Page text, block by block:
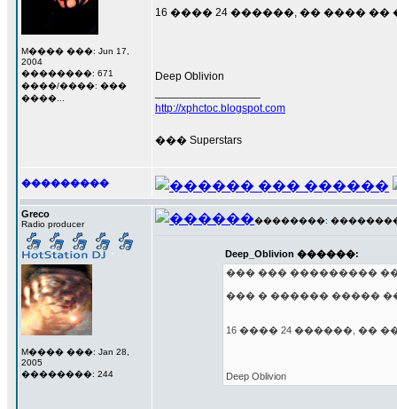
M���� ���: Jun 17,
2004
��������: 671
����/����: ���
����...
16 ���� 24 ������, �� ���� ��
Deep Oblivion
http://xphctoc.blogspot.com
��� Superstars
���������
Greco
Radio producer
M���� ���: Jan 28,
2005
��������: 244
��������: ���������
Deep_Oblivion ������:
��� ��� ���������
��� � ������ �����
16 ���� 24 ������, ��
Deep Oblivion